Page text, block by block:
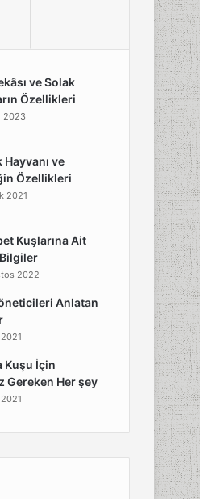
ve Solak
Özellikleri
2023
ve
Özellikleri
2021
Kuşlarına Ait
2022
Anlatan
Kuşu İçin
Gereken Her şey